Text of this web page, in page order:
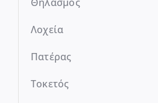
Λοχεία
Πατέρας
Τοκετός